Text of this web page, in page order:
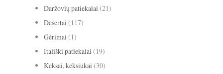
Daržovių patiekalai (21)
Desertai (117)
Gėrimai (1)
Itališki patiekalai (19)
Keksai, keksiukai (30)